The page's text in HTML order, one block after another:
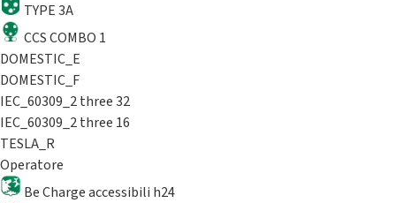
TYPE 3A
CCS COMBO 1
DOMESTIC_E
DOMESTIC_F
IEC_60309_2 three 32
IEC_60309_2 three 16
TESLA_R
Operatore
Be Charge accessibili h24